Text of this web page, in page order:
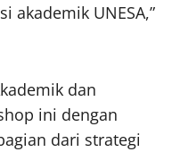
UNESA,”
dan
ini dengan
dari strategi